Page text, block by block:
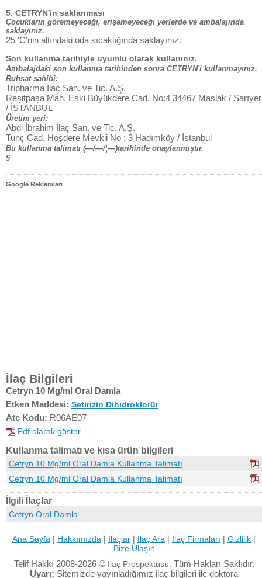
5. CETRYN'in saklanması
Çocukların göremeyeceği, erişemeyeceği yerlerde ve ambalajında
saklayınız.
25 'C'nin altındaki oda sıcaklığında saklayınız.
Son kullanma tarihiyle uyumlu olarak kullanınız.
Ambalajdaki son kullanma tarihinden sonra CETRYN'i kullanmayınız.
Ruhsat sahibi:
Tripharma İlaç San. ve Tic. A.Ş.
Reşitpaşa Mah. Eski Büyükdere Cad. No:4 34467 Maslak / Sarıyer
/ İSTANBUL
Üretim yeri:
Abdi İbrahim İlaç San. ve Tic. A.Ş.
Tunç Cad. Hoşdere Mevkii No : 3 Hadımköy / İstanbul
Bu kullanma talimatı (—/—/¦—)tarihinde onaylanmıştır.
5
Google Reklamları
İlaç Bilgileri
Cetryn 10 Mg/ml Oral Damla
Etken Maddesi: Setirizin Dihidroklorür
Atc Kodu: R06AE07
Pdf olarak göster
Kullanma talimatı ve kısa ürün bilgileri
Cetryn 10 Mg/ml Oral Damla Kullanma Talimatı
Cetryn 10 Mg/ml Oral Damla Kullanma Talimatı
İlgili İlaçlar
Cetryn Oral Damla
Ana Sayfa | Hakkımızda | İlaçlar | İlaç Ara | İlaç Firmaları | Gizlilik |
Bize Ulaşın
Telif Hakkı 2008-2026 © İlaç Prospektüsü. Tüm Hakları Saklıdır.
Uyarı: Sitemizde yayınladığımız ilaç bilgileri ile doktora